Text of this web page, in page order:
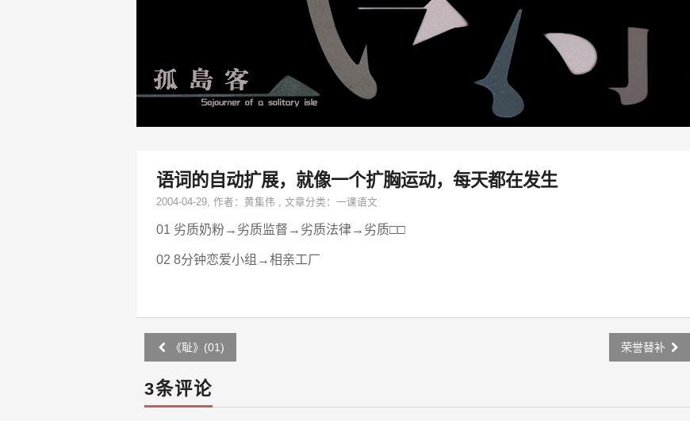
语词的自动扩展，就像一个扩胸运动，每天都在发生
2004-04-29, 作者： 黄集伟 , 文章分类： 一课语文
01 劣质奶粉→劣质监督→劣质法律→劣质□□
02 8分钟恋爱小组→相亲工厂
Post
navigation
《耻》(01) 荣誉替补
3条评论